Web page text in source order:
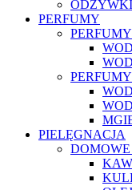
PERFUMY
PIELĘGNACJA
DOMOWE